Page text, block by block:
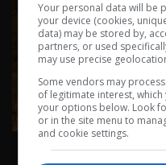
Your personal data will be
your device (cookies,
data) may be stored by,
partners, or used
may use precise
Some vendors may
of legitimate interest,
your options below. Look
or in the site menu to
and cookie settings.